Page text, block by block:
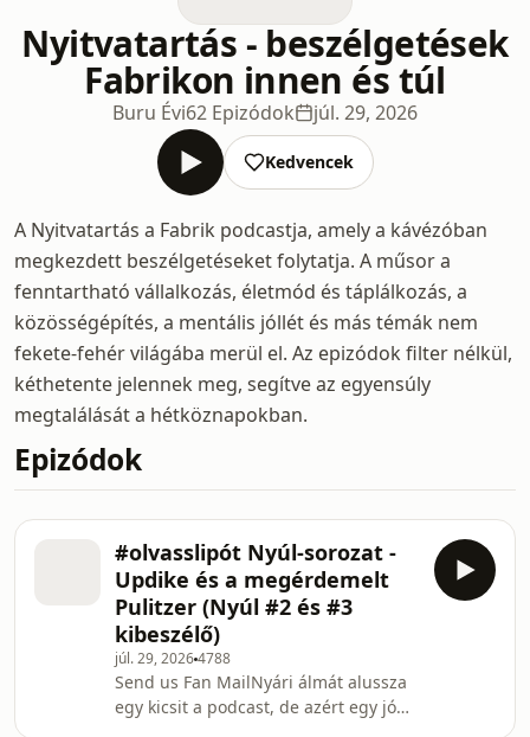
Nyitvatartás - beszélgetések
Fabrikon innen és túl
Buru Évi62 Epizódok júl. 29, 2026
Kedvencek
A Nyitvatartás a Fabrik podcastja, amely a kávézóban
megkezdett beszélgetéseket folytatja. A műsor a
fenntartható vállalkozás, életmód és táplálkozás, a
közösségépítés, a mentális jóllét és más témák nem
fekete-fehér világába merül el. Az epizódok filter nélkül,
kéthetente jelennek meg, segítve az egyensúly
megtalálását a hétköznapokban.
Epizódok
#olvasslipót Nyúl-sorozat -
Updike és a megérdemelt
Pulitzer (Nyúl #2 és #3
kibeszélő)
júl. 29, 20264788
Send us Fan MailNyári álmát alussza
egy kicsit a podcast, de azért egy jó